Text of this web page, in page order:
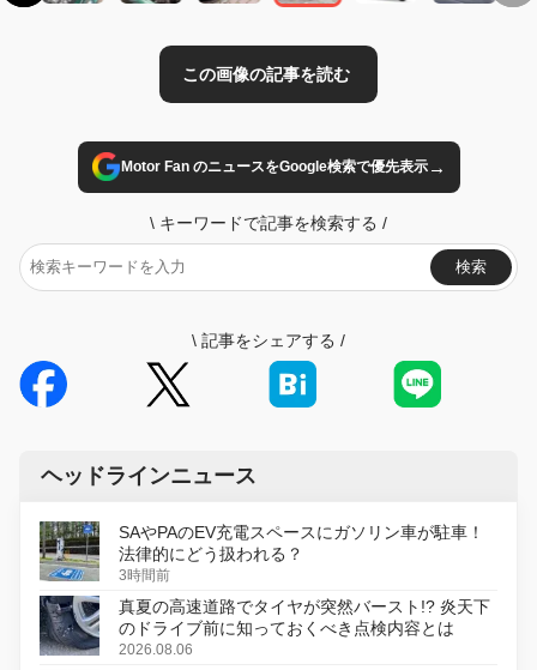
Motor Fan のニュースをGoogle検索で優先表示→
\ キーワードで記事を検索する /
検索
\ 記事をシェアする /
ヘッドラインニュース
SAやPAのEV充電スペースにガソリン車が駐車！
法律的にどう扱われる？
3時間前
真夏の高速道路でタイヤが突然バースト!? 炎天下
のドライブ前に知っておくべき点検内容とは
2026.08.06